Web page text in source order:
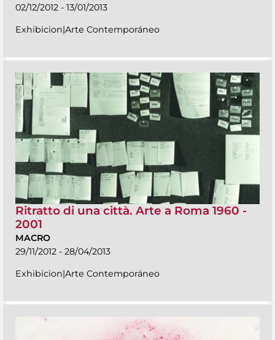
02/12/2012 - 13/01/2013
Exhibicion|Arte Contemporáneo
Ritratto di una città. Arte a Roma 1960 -
2001
MACRO
29/11/2012 - 28/04/2013
Exhibicion|Arte Contemporáneo